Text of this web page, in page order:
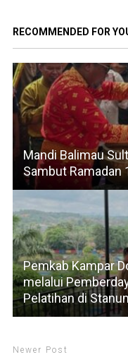
RECOMMENDED FOR
Mandi Balimau
Sambut Ramadan
Pemkab Kampar
melalui
Pelatihan di
Newer Post